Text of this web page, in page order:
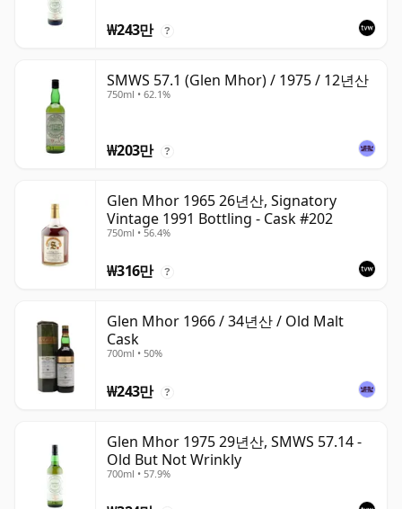
₩243만 ?
SMWS 57.1 (Glen Mhor) / 1975 / 12년산
750ml • 62.1%
₩203만 ?
Glen Mhor 1965 26년산, Signatory
Vintage 1991 Bottling - Cask #202
750ml • 56.4%
₩316만 ?
Glen Mhor 1966 / 34년산 / Old Malt
Cask
700ml • 50%
₩243만 ?
Glen Mhor 1975 29년산, SMWS 57.14 -
Old But Not Wrinkly
700ml • 57.9%